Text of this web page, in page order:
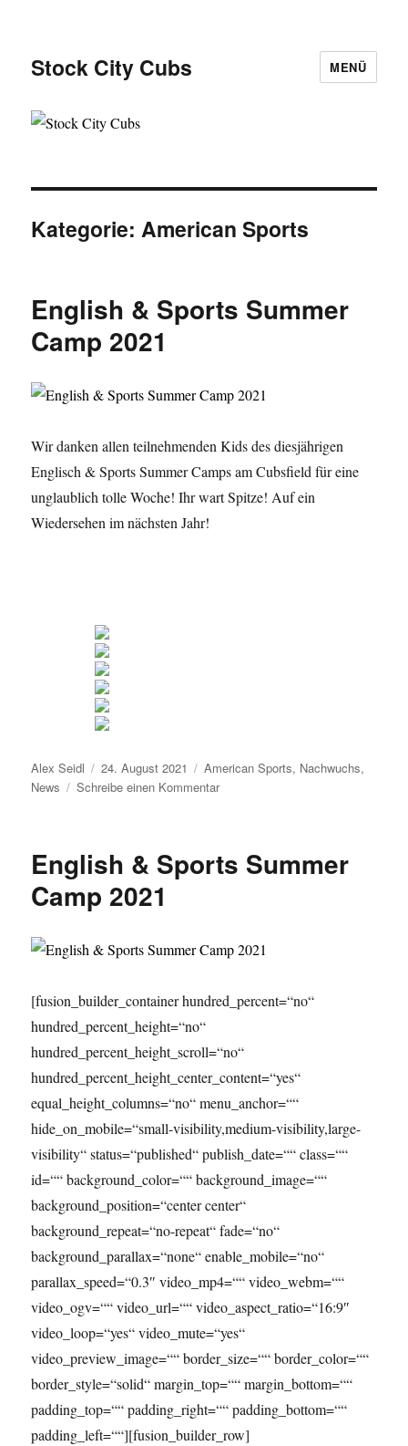
Stock City Cubs MENÜ
Kategorie:American Sports
English & Sports Summer
Camp 2021
Wir danken allen teilnehmenden Kids des diesjährigen
Englisch & Sports Summer Camps am Cubsfield für eine
unglaublich tolle Woche! Ihr wart Spitze! Auf ein
Wiedersehen im nächsten Jahr!
Autor
Alex Seidl
Veröffentlicht
am
24. August 2021 Kategorien
American Sports, Nachwuchs,
News
Schreibe einen Kommentarzu
Summer
English & Sports Summer
Camp 2021
[fusion_builder_container hundred_percent=“no“
hundred_percent_height=“no“
hundred_percent_height_scroll=“no“
hundred_percent_height_center_content=“yes“
equal_height_columns=“no“ menu_anchor=““
hide_on_mobile=“small-visibility,medium-visibility,large-
visibility“ status=“published“ publish_date=““ class=““
id=““ background_color=““ background_image=““
background_position=“center center“
background_repeat=“no-repeat“ fade=“no“
background_parallax=“none“ enable_mobile=“no“
parallax_speed=“0.3″ video_mp4=““ video_webm=““
video_ogv=““ video_url=““ video_aspect_ratio=“16:9″
video_loop=“yes“ video_mute=“yes“
video_preview_image=““ border_size=““ border_color=““
border_style=“solid“ margin_top=““ margin_bottom=““
padding_top=““ padding_right=““ padding_bottom=““
padding_left=““][fusion_builder_row]